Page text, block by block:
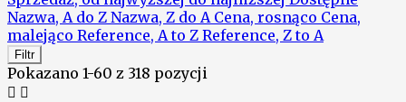
Nazwa, A do Z Nazwa, Z do A Cena, rosnąco Cena,
malejąco Reference, A to Z Reference, Z to A
Filtr
Pokazano 1-60 z 318 pozycji
 